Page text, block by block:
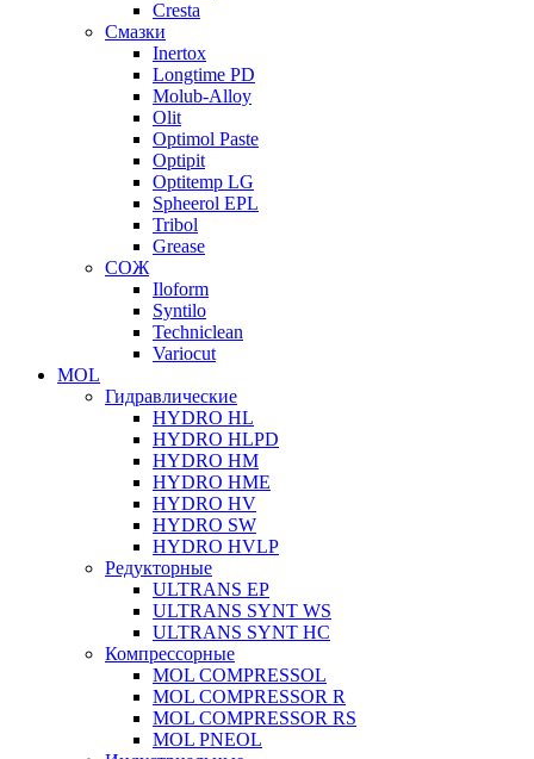
Cresta
Смазки
Inertox
Longtime PD
Molub-Alloy
Olit
Optimol Paste
Optipit
Optitemp LG
Spheerol EPL
Tribol
Grease
СОЖ
Iloform
Syntilo
Techniclean
Variocut
MOL
Гидравлические
HYDRO HL
HYDRO HLPD
HYDRO HM
HYDRO HME
HYDRO HV
HYDRO SW
HYDRO HVLP
Редукторные
ULTRANS EP
ULTRANS SYNT WS
ULTRANS SYNT HC
Компрессорные
MOL COMPRESSOL
MOL COMPRESSOR R
MOL COMPRESSOR RS
MOL PNEOL